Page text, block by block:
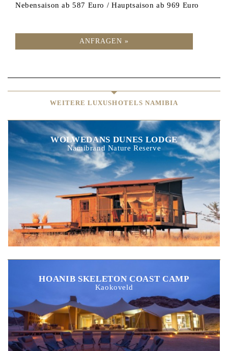
Nebensaison ab 587 Euro / Hauptsaison ab 969 Euro
ANFRAGEN »
WEITERE LUXUSHOTELS NAMIBIA
WOLWEDANS DUNES LODGE
Namibrand Nature Reserve
HOANIB SKELETON COAST CAMP
Kaokoveld